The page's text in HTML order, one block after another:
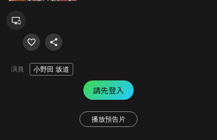
演員 小野田 坂道
請先登入
播放預告片